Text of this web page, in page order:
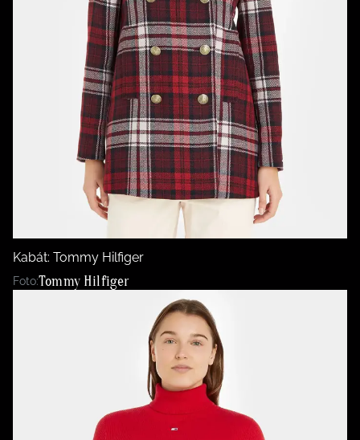
Kabát: Tommy Hilfiger
Foto:Tommy Hilfiger